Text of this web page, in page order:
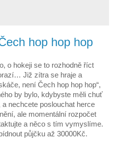
hop hop hop
o hokeji se to rozhodně říct
Již zítra se hraje a
není Čech hop hop hop“,
by bylo, kdybyste měli chuť
nechcete poslouchat herce
ale momentální rozpočet
a něco s tím vymyslíme.
půjčku až 30000Kč.